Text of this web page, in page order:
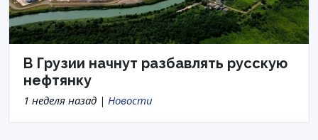
В Грузии начнут разбавлять русскую
нефтянку
1 неделя назад | Новости